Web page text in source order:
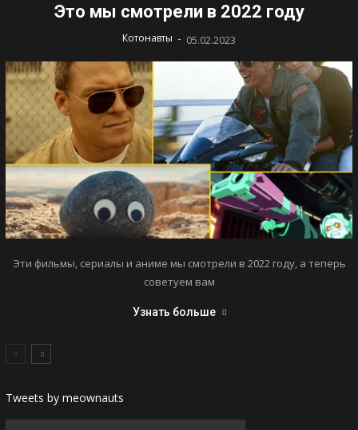
Это мы смотрели в 2022 году
Котонавты - 05.02.2023
Эти фильмы, сериалы и аниме мы смотрели в 2022 году, а теперь
советуем вам
Узнать больше
Tweets by meownauts